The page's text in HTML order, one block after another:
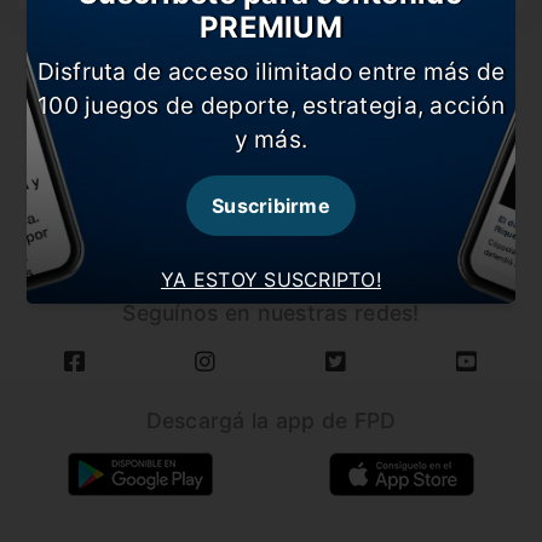
CARGAR MÁS NOTICIAS
Seguínos en nuestras redes!
YA ESTOY SUSCRIPTO!
PREMIUM
Disfruta de acceso ilimitado entre más de
100 juegos de deporte, estrategia, acción
y más.
Suscribirme